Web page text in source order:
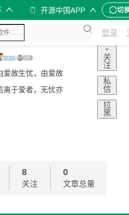
开源中国APP 切
登录
爱故生忧，由爱故
离于爱者，无忧亦
+
关
注
私
信
拉
黑
8
关注
0
文章总量